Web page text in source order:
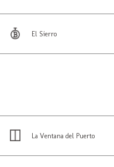
El Sierro
La Ventana del Puerto